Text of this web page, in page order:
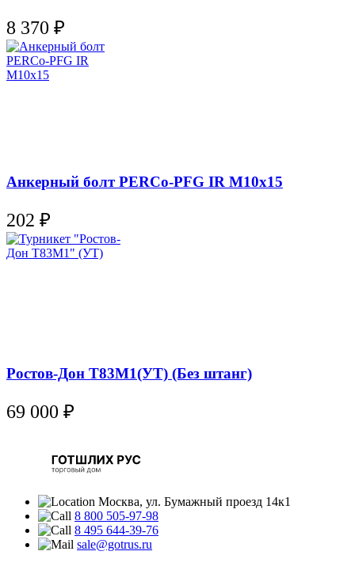
8 370 ₽
Анкерный болт PERCo-PFG IR M10х15
202 ₽
Ростов-Дон Т83М1(УТ) (Без штанг)
69 000 ₽
Москва, ул. Бумажный проезд 14к1
8 800 505-97-98
8 495 644-39-76
sale@gotrus.ru